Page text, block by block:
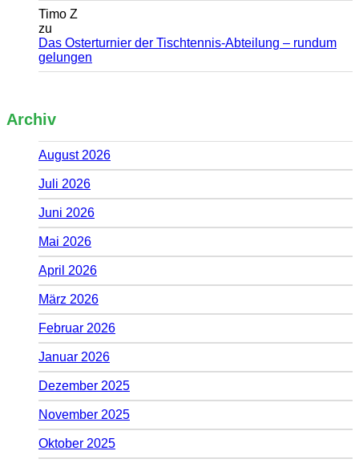
Timo Z
zu
Das Osterturnier der Tischtennis-Abteilung – rundum
gelungen
Archiv
August 2026
Juli 2026
Juni 2026
Mai 2026
April 2026
März 2026
Februar 2026
Januar 2026
Dezember 2025
November 2025
Oktober 2025